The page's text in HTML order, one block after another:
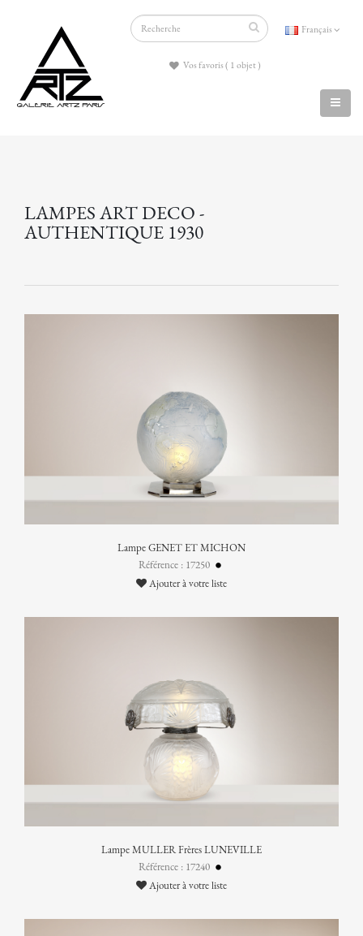
Français
Vos favoris ( 1 objet )
LAMPES ART DECO -
AUTHENTIQUE 1930
Lampe GENET ET MICHON
Référence : 17250
Ajouter à votre liste
Lampe MULLER Frères LUNEVILLE
Référence : 17240
Ajouter à votre liste